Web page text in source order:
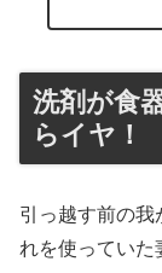
洗剤が食
らイヤ！
引っ越す前の我
れを使っていた